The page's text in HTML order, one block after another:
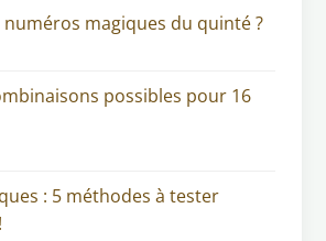
numéros magiques du quinté ?
possibles pour 16
: 5 méthodes à tester